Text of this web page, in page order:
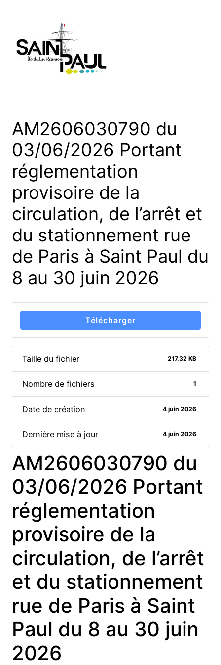
AM2606030790 du
03/06/2026 Portant
réglementation
provisoire de la
circulation, de l’arrêt et
du stationnement rue
de Paris à Saint Paul du
8 au 30 juin 2026
Télécharger
Taille du fichier 217.32 KB
Nombre de fichiers 1
Date de création 4 juin 2026
Dernière mise à jour 4 juin 2026
AM2606030790 du
03/06/2026 Portant
réglementation
provisoire de la
circulation, de l’arrêt
et du stationnement
rue de Paris à Saint
Paul du 8 au 30 juin
2026